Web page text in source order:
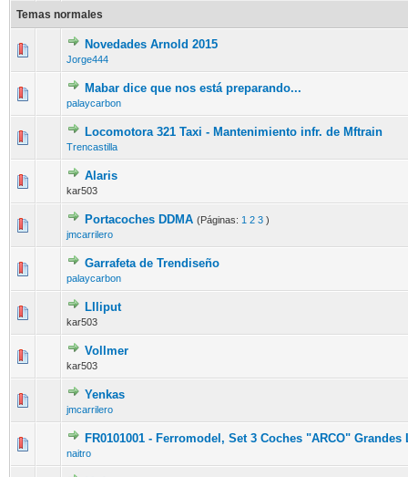
Temas normales
Novedades Arnold 2015
Jorge444
Mabar dice que nos está preparando...
palaycarbon
Locomotora 321 Taxi - Mantenimiento infr. de Mftrain
Trencastilla
Alaris
kar503
Portacoches DDMA (Páginas: 1 2 3 )
jmcarrilero
Garrafeta de Trendiseño
palaycarbon
LIliput
kar503
Vollmer
kar503
Yenkas
jmcarrilero
FR0101001 - Ferromodel, Set 3 Coches "ARCO"
naitro